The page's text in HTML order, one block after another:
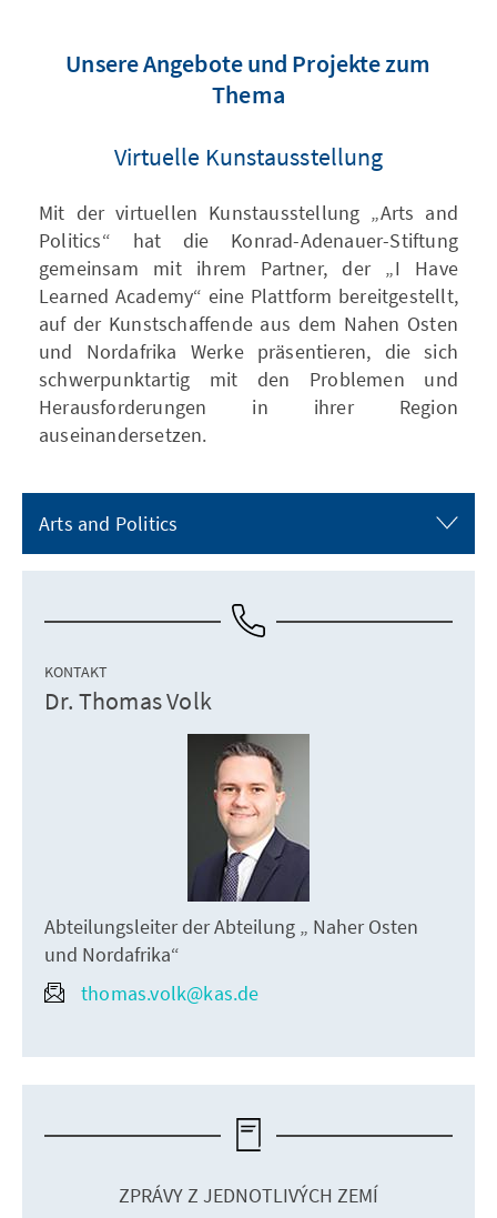
Unsere Angebote und Projekte zum
Thema
Virtuelle Kunstausstellung
Mit der virtuellen Kunstausstellung „Arts and
Politics“ hat die Konrad-Adenauer-Stiftung
gemeinsam mit ihrem Partner, der „I Have
Learned Academy“ eine Plattform bereitgestellt,
auf der Kunstschaffende aus dem Nahen Osten
und Nordafrika Werke präsentieren, die sich
schwerpunktartig mit den Problemen und
Herausforderungen in ihrer Region
auseinandersetzen.
Arts and Politics
KONTAKT
Dr. Thomas Volk
Abteilungsleiter der Abteilung „ Naher Osten
und Nordafrika“
thomas.volk@kas.de
ZPRÁVY Z JEDNOTLIVÝCH ZEMÍ